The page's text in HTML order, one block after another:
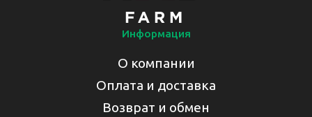
Информация
О компании
Оплата и доставка
Возврат и обмен